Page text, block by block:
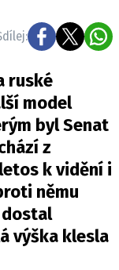
ruské
model
byl Senat
z
k vidění i
němu
výška klesla